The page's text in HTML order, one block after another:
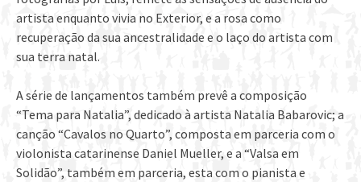
artista enquanto vivia no Exterior, e a rosa como
recuperação da sua ancestralidade e o laço do artista com
sua terra natal.
A série de lançamentos também prevê a composição
“Tema para Natalia”, dedicado à artista Natalia Babarovic; a
canção “Cavalos no Quarto”, composta em parceria com o
violonista catarinense Daniel Mueller, e a “Valsa em
Solidão”, também em parceria, esta com o pianista e